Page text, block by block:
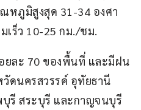
หภูมิสูงสุด 31-34 องศา
เร็ว 10-25 กม./ชม.
ยละ 70 ของพื้นที่ และมีฝน
ดนครสวรรค์ อุทัยธานี
รี สระบุรี และกาญจนบุรี